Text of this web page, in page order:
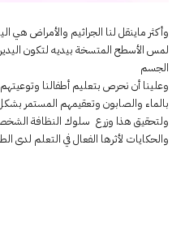
وأكثر ماينقل لنا الجراثيم والأمراض هي
لمس الأسطح المتسخة بيديه لتكون
الجسم
وعلينا أن نحرص بتعليم أطفالنا
بالماء والصابون وتعقيمهم المستمر
ولتحقيق هذا وزرع سلوك النظافة
والحكايات لأثرها الفعال في التعلم لدى